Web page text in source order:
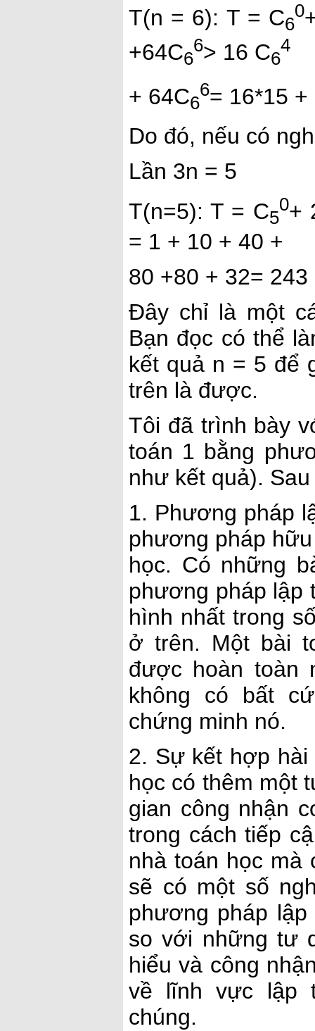
T(n = 6): T = C6
0
+64C6
6> 16 C6
4
+ 64C6
6= 16*15
Do đó, nếu có
Lần 3n = 5
T(n=5): T = C5
0+
= 1 + 10 + 40 +
80 +80 + 32= 243
Đây chỉ là một
Bạn đọc có thể
kết quả n = 5 để
trên là được.
Tôi đã trình bày
toán 1 bằng
như kết quả).
1. Phương pháp
phương pháp
học. Có những
phương pháp lập
hình nhất trong
ở trên. Một bài
được hoàn toàn
không có bất
chứng minh nó.
2. Sự kết hợp
học có thêm một
gian công nhận
trong cách tiếp
nhà toán học
sẽ có một số
phương pháp
so với những tư
hiểu và công
về lĩnh vực lập
chúng.